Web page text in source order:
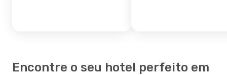
Encontre o seu hotel perfeito em